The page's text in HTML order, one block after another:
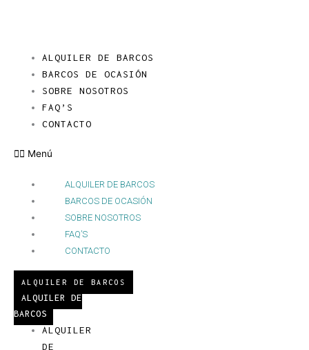
ALQUILER DE BARCOS
BARCOS DE OCASIÓN
SOBRE NOSOTROS
FAQ’S
CONTACTO
Menú
ALQUILER DE BARCOS
BARCOS DE OCASIÓN
SOBRE NOSOTROS
FAQ’S
CONTACTO
ALQUILER DE BARCOS
ALQUILER DE
BARCOS
ALQUILER
DE